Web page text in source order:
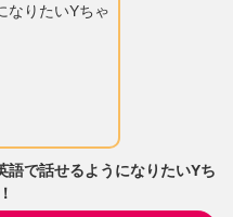
語で話せるようになりたいYち